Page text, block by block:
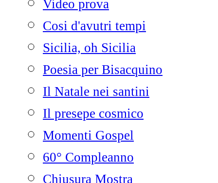
Video prova
Cosi d'avutri tempi
Sicilia, oh Sicilia
Poesia per Bisacquino
Il Natale nei santini
Il presepe cosmico
Momenti Gospel
60° Compleanno
Chiusura Mostra